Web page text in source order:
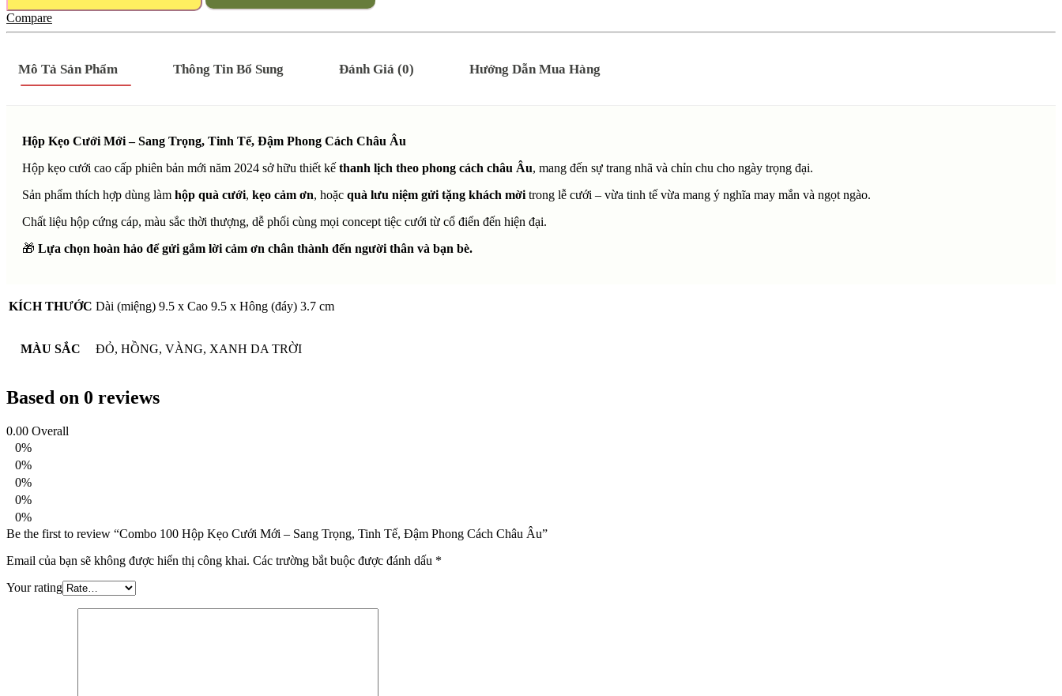
Compare
Mô Tả Sản Phẩm Thông Tin Bổ Sung Đánh Giá (0) Hướng Dẫn Mua Hàng
Hộp Kẹo Cưới Mới – Sang Trọng, Tinh Tế, Đậm Phong Cách Châu Âu
Hộp kẹo cưới cao cấp phiên bản mới năm 2024 sở hữu thiết kế thanh lịch theo phong cách châu Âu, mang đến sự trang nhã và chỉn chu cho ngày trọng đại.
Sản phẩm thích hợp dùng làm hộp quà cưới, kẹo cảm ơn, hoặc quà lưu niệm gửi tặng khách mời trong lễ cưới – vừa tinh tế vừa mang ý nghĩa may mắn và ngọt ngào.
Chất liệu hộp cứng cáp, màu sắc thời thượng, dễ phối cùng mọi concept tiệc cưới từ cổ điển đến hiện đại.
🎁 Lựa chọn hoàn hảo để gửi gắm lời cảm ơn chân thành đến người thân và bạn bè.
KÍCH THƯỚC Dài (miệng) 9.5 x Cao 9.5 x Hông (đáy) 3.7 cm
MÀU SẮC ĐỎ, HỒNG, VÀNG, XANH DA TRỜI
Based on 0 reviews
0.00 Overall
0%
0%
0%
0%
0%
Be the first to review “Combo 100 Hộp Kẹo Cưới Mới – Sang Trọng, Tinh Tế, Đậm Phong Cách Châu Âu”
Email của bạn sẽ không được hiển thị công khai. Các trường bắt buộc được đánh dấu *
Your rating